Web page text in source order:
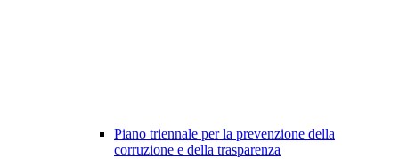
Piano triennale per la prevenzione della
corruzione e della trasparenza